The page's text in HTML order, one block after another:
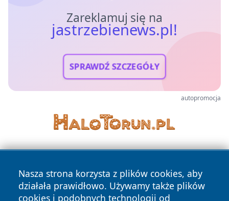
Zareklamuj się na
jastrzebienews.pl!
SPRAWDŹ SZCZEGÓŁY
autopromocja
Nasza strona korzysta z plików cookies, aby
działała prawidłowo. Używamy także plików
cookies i podobnych technologii od